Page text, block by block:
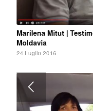
Marilena Mitut |
Moldavia
24 Luglio 2016